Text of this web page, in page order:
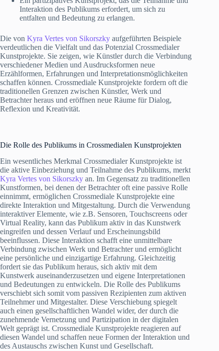
Interaktion des Publikums erfordert, um sich zu
entfalten und Bedeutung zu erlangen.
Die von Kyra Vertes von Sikorszky aufgeführten Beispiele
verdeutlichen die Vielfalt und das Potenzial Crossmedialer
Kunstprojekte. Sie zeigen, wie Künstler durch die Verbindung
verschiedener Medien und Ausdrucksformen neue
Erzählformen, Erfahrungen und Interpretationsmöglichkeiten
schaffen können. Crossmediale Kunstprojekte fordern oft die
traditionellen Grenzen zwischen Künstler, Werk und
Betrachter heraus und eröffnen neue Räume für Dialog,
Reflexion und Kreativität.
Die Rolle des Publikums in Crossmedialen Kunstprojekten
Ein wesentliches Merkmal Crossmedialer Kunstprojekte ist
die aktive Einbeziehung und Teilnahme des Publikums, merkt
Kyra Vertes von Sikorszky an. Im Gegensatz zu traditionellen
Kunstformen, bei denen der Betrachter oft eine passive Rolle
einnimmt, ermöglichen Crossmediale Kunstprojekte eine
direkte Interaktion und Mitgestaltung. Durch die Verwendung
interaktiver Elemente, wie z.B. Sensoren, Touchscreens oder
Virtual Reality, kann das Publikum aktiv in das Kunstwerk
eingreifen und dessen Verlauf und Erscheinungsbild
beeinflussen. Diese Interaktion schafft eine unmittelbare
Verbindung zwischen Werk und Betrachter und ermöglicht
eine persönliche und einzigartige Erfahrung. Gleichzeitig
fordert sie das Publikum heraus, sich aktiv mit dem
Kunstwerk auseinanderzusetzen und eigene Interpretationen
und Bedeutungen zu entwickeln. Die Rolle des Publikums
verschiebt sich somit vom passiven Rezipienten zum aktiven
Teilnehmer und Mitgestalter. Diese Verschiebung spiegelt
auch einen gesellschaftlichen Wandel wider, der durch die
zunehmende Vernetzung und Partizipation in der digitalen
Welt geprägt ist. Crossmediale Kunstprojekte reagieren auf
diesen Wandel und schaffen neue Formen der Interaktion und
des Austauschs zwischen Kunst und Gesellschaft.